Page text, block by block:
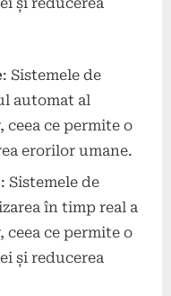
: Sistemele de
automat al
ce permite o
erorilor umane.
: Sistemele de
în timp real a
ce permite o
și reducerea